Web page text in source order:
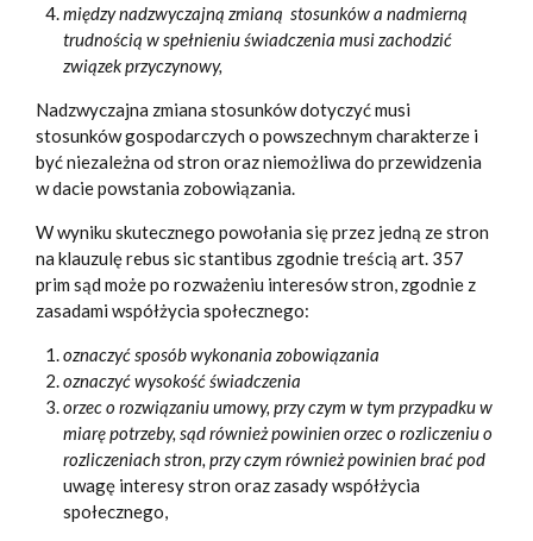
między nadzwyczajną zmianą stosunków a nadmierną
trudnością w spełnieniu świadczenia musi zachodzić
związek przyczynowy,
Nadzwyczajna zmiana stosunków dotyczyć musi
stosunków gospodarczych o powszechnym charakterze i
być niezależna od stron oraz niemożliwa do przewidzenia
w dacie powstania zobowiązania.
W wyniku skutecznego powołania się przez jedną ze stron
na klauzulę rebus sic stantibus zgodnie treścią art. 357
prim sąd może po rozważeniu interesów stron, zgodnie z
zasadami współżycia społecznego:
oznaczyć sposób wykonania zobowiązania
oznaczyć wysokość świadczenia
orzec o rozwiązaniu umowy, przy czym w tym przypadku w
miarę potrzeby, sąd również powinien orzec o rozliczeniu o
rozliczeniach stron, przy czym również powinien brać pod
uwagę interesy stron oraz zasady współżycia
społecznego,